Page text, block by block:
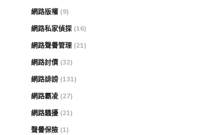
網路版權 (9)
網路私家偵探 (16)
網路聲譽管理 (21)
網路討債 (32)
網路誹謗 (131)
網路霸凌 (27)
網路騷擾 (21)
聲譽保險 (1)